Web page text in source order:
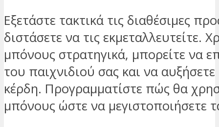
Εξετάστε τακτικά τις διαθέσιμες
διστάσετε να τις εκμεταλλευτείτε.
μπόνους στρατηγικά, μπορείτε να
του παιχνιδιού σας και να
κέρδη. Προγραμματίστε πώς θα
μπόνους ώστε να μεγιστοποιήσετε